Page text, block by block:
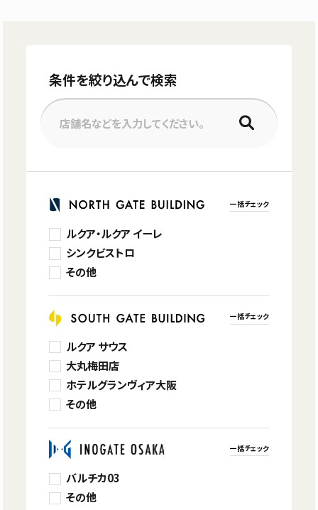
条件を絞り込んで検索
店舗名などを入力してください。
一括チェック
ルクア・ルクア イーレ
シンクビストロ
その他
一括チェック
ルクア サウス
大丸梅田店
ホテルグランヴィア大阪
その他
一括チェック
バルチカ03
その他